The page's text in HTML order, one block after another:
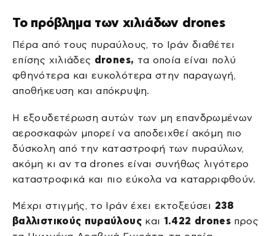
Το πρόβλημα των χιλιάδων drones
Πέρα από τους πυραύλους, το Ιράν διαθέτει
επίσης χιλιάδες drones, τα οποία είναι πολύ
φθηνότερα και ευκολότερα στην παραγωγή,
αποθήκευση και απόκρυψη.
Η εξουδετέρωση αυτών των μη επανδρωμένων
αεροσκαφών μπορεί να αποδειχθεί ακόμη πιο
δύσκολη από την καταστροφή των πυραύλων,
ακόμη κι αν τα drones είναι συνήθως λιγότερο
καταστροφικά και πιο εύκολα να καταρριφθούν.
Μέχρι στιγμής, το Ιράν έχει εκτοξεύσει 238
βαλλιστικούς πυραύλουςκαι 1.422 drones προς